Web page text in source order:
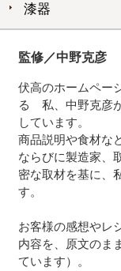
漆器
監修／中野克彦
伏高のホームペー
る 私、中野克彦
しています。
商品説明や食材な
ならびに製造家、
密な取材を基に、
す。
お客様の感想やレ
内容を、原文のま
ています）。